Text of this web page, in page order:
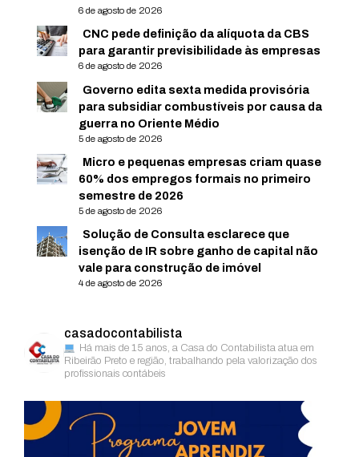
6 de agosto de 2026
CNC pede definição da alíquota da CBS
para garantir previsibilidade às empresas
6 de agosto de 2026
Governo edita sexta medida provisória
para subsidiar combustíveis por causa da
guerra no Oriente Médio
5 de agosto de 2026
Micro e pequenas empresas criam quase
60% dos empregos formais no primeiro
semestre de 2026
5 de agosto de 2026
Solução de Consulta esclarece que
isenção de IR sobre ganho de capital não
vale para construção de imóvel
4 de agosto de 2026
casadocontabilista
Há mais de 15 anos, a Casa do Contabilista atua em
Ribeirão Preto e região, trabalhando pela valorização dos
profissionais contábeis